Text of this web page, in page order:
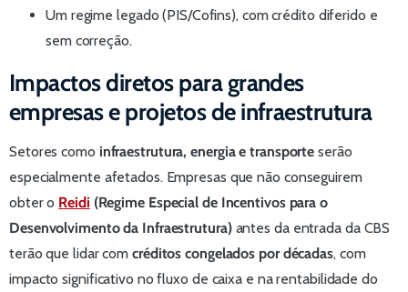
Um regime legado (PIS/Cofins), com crédito diferido e
sem correção.
Impactos diretos para grandes
empresas e projetos de infraestrutura
Setores como infraestrutura, energia e transporte serão
especialmente afetados. Empresas que não conseguirem
obter o Reidi (Regime Especial de Incentivos para o
Desenvolvimento da Infraestrutura)antes da entrada da CBS
terão que lidar comcréditos congelados por décadas, com
impacto significativo no fluxo de caixa e na rentabilidade do